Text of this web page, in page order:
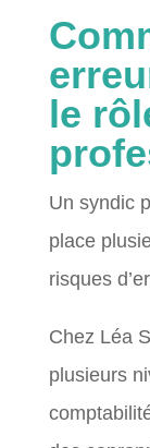
le
Un syndic
place
risques
Chez Léa
plusieurs